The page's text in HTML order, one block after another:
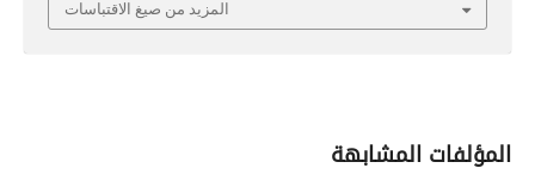
المزيد من صيغ الاقتباسات
المؤلفات المشابهة